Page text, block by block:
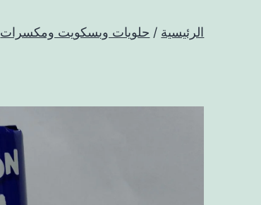
الرئيسية / حلويات وبسكويت ومكسرات